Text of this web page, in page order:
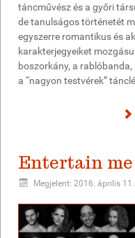
táncművész és a győri
de tanulságos történetét
egyszerre romantikus és
karakterjegyeiket
boszorkány, a
a “nagyon testvérek”
Entertain me
Megjelent: 2016. április 11.